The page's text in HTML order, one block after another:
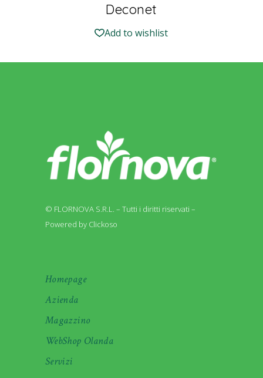
Deconet
Add to wishlist
© FLORNOVA S.R.L. – Tutti i diritti riservati –
Powered by Clickoso
Homepage
Azienda
Magazzino
WebShop Olanda
Servizi